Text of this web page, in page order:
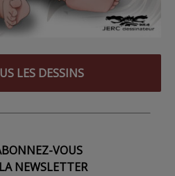
LES DESSINS
VOUS
NEWSLETTER